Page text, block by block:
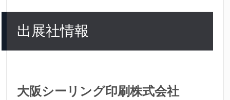
出展社情報
大阪シーリング印刷株式会社